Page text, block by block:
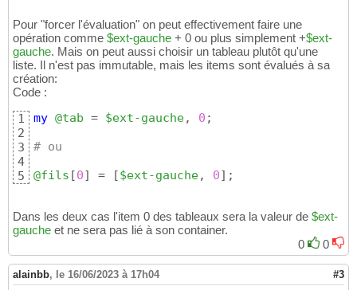
Pour "forcer l'évaluation" on peut effectivement faire une
opération comme $ext-gauche + 0 ou plus simplement +$ext-
gauche. Mais on peut aussi choisir un tableau plutôt qu'une
liste. Il n'est pas immutable, mais les items sont évalués à sa
création:
Code :
1
2
3
4
5
my @tab = $ext-gauche, 0 ;
# ou
@fils [0] = [$ext-gauche, 0] ;
Dans les deux cas l'item 0 des tableaux sera la valeur de $ext-
gauche et ne sera pas lié à son container.
0
0
alainbb, le 16/06/2023 à 17h04 #3